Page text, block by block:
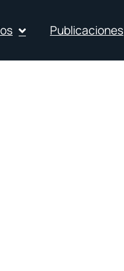
Publicaciones